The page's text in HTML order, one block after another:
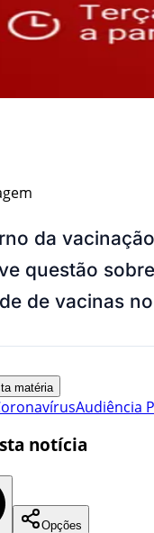
da
questão
de vacinas
matéria
Audiência
notícia
Opções